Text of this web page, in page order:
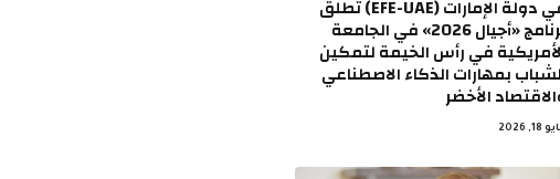
في دولة الإمارات (EFE-UAE) تطلق
برنامج «أجيال 2026» في الجامعة
في رأس الخيمة لتمكين
بمهارات الذكاء الاصطناعي
الأخضر
18, 2026